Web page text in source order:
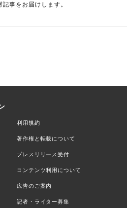
事をお届けします。
利用規約
著作権と転載について
プレスリリース受付
コンテンツ利用について
広告のご案内
記者・ライター募集